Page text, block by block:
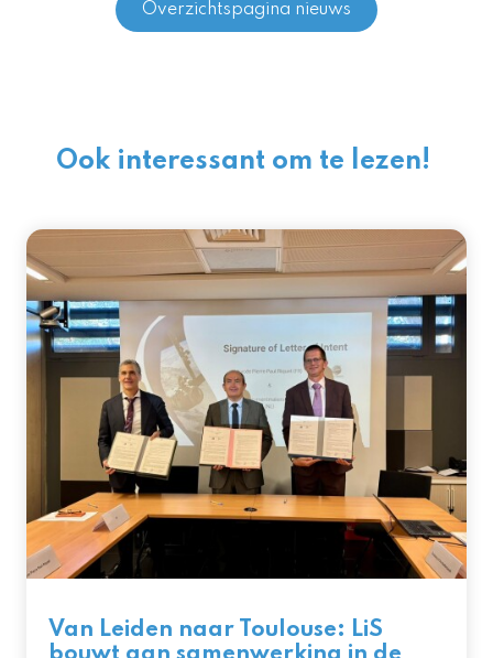
Overzichtspagina nieuws
Ook interessant om te lezen!
Van Leiden naar Toulouse: LiS